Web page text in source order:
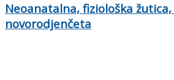
Neoanatalna, fiziološka
novorodjenčeta